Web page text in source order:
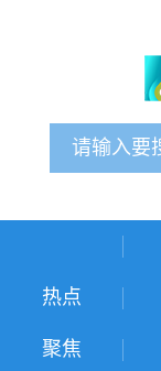
热点
聚焦